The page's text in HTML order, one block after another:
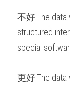
不好:The data
structured
special
更好:The data